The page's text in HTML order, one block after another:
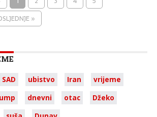
»
SAD ubistvo Iran
vrijeme
dnevni otac
Džeko